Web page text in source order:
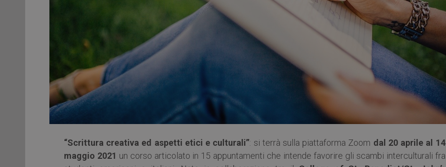
“Scrittura creativa ed aspetti etici e culturali”: si terrà sulla piattaforma Zoom dal 20 aprile al 14
maggio 2021 un corso articolato in 15 appuntamenti che intende favorire gli scambi interculturali fra